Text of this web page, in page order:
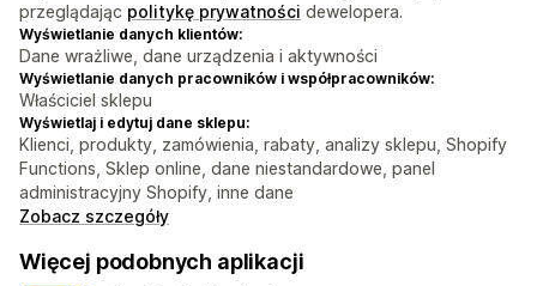
przeglądając politykę prywatności dewelopera.
Wyświetlanie danych klientów:
Dane wrażliwe, dane urządzenia i aktywności
Wyświetlanie danych pracowników i współpracowników:
Właściciel sklepu
Wyświetlaj i edytuj dane sklepu:
Klienci, produkty, zamówienia, rabaty, analizy sklepu, Shopify
Functions, Sklep online, dane niestandardowe, panel
administracyjny Shopify, inne dane
Zobacz szczegóły
Więcej podobnych aplikacji